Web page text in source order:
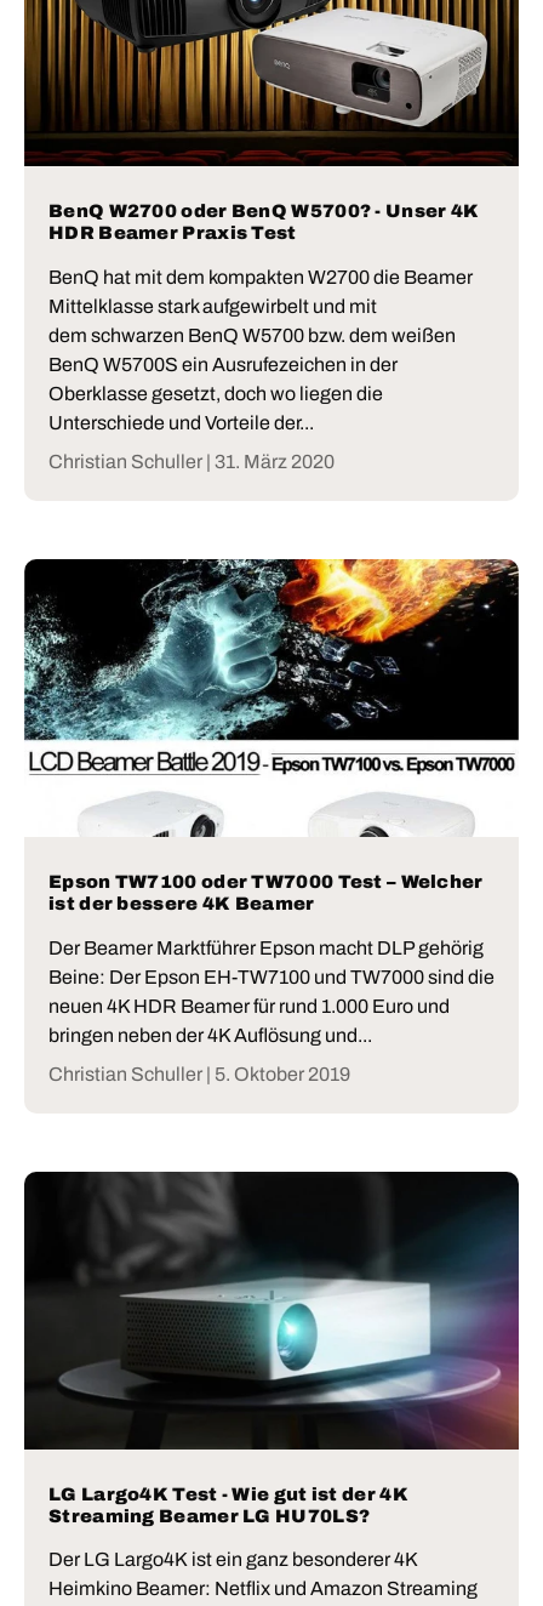
BenQ W2700 oder BenQ W5700? - Unser 4K
HDR Beamer Praxis Test
BenQ hat mit dem kompakten W2700 die Beamer
Mittelklasse stark aufgewirbelt und mit
dem schwarzen BenQ W5700 bzw. dem weißen
BenQ W5700S ein Ausrufezeichen in der
Oberklasse gesetzt, doch wo liegen die
Unterschiede und Vorteile der...
Christian Schuller | 31. März 2020
Epson TW7100 oder TW7000 Test – Welcher
ist der bessere 4K Beamer
Der Beamer Marktführer Epson macht DLP gehörig
Beine: Der Epson EH-TW7100 und TW7000 sind die
neuen 4K HDR Beamer für rund 1.000 Euro und
bringen neben der 4K Auflösung und...
Christian Schuller | 5. Oktober 2019
LG Largo4K Test - Wie gut ist der 4K
Streaming Beamer LG HU70LS?
Der LG Largo4K ist ein ganz besonderer 4K
Heimkino Beamer: Netflix und Amazon Streaming